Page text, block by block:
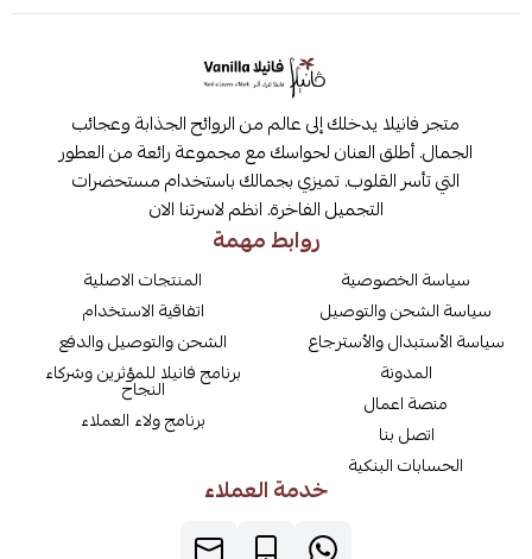
متجر فانيلا يدخلك إلى عالم من الروائح الجذابة وعجائب
الجمال. أطلق العنان لحواسك مع مجموعة رائعة من العطور
التي تأسر القلوب. تميزي بجمالك باستخدام مستحضرات
التجميل الفاخرة. انظم لاسرتنا الان
روابط مهمة
سياسة الخصوصية
سياسة الشحن والتوصيل
سياسة الأستبدال والأسترجاع
المدونة
منصة اعمال
اتصل بنا
الحسابات البنكية
المنتجات الاصلية
اتفاقية الاستخدام
الشحن والتوصيل والدفع
برنامج فانيلا للمؤثرين وشركاء
النجاح
برنامج ولاء العملاء
خدمة العملاء